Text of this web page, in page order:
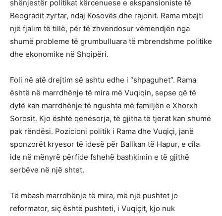
shënjestër politikat kërcenuese e ekspansioniste të
Beogradit zyrtar, ndaj Kosovës dhe rajonit. Rama mbajti
një fjalim të tillë, për të zhvendosur vëmendjën nga
shumë probleme të grumbulluara të mbrendshme politike
dhe ekonomike në Shqipëri.
Foli në atë drejtim së ashtu edhe i “shpaguhet”. Rama
është në marrdhënje të mira më Vuqiqin, sepse që të
dytë kan marrdhënje të ngushta më familjën e Xhorxh
Sorosit. Kjo është qenësorja, të gjitha të tjerat kan shumë
pak rëndësi. Pozicioni politik i Rama dhe Vuqiçi, janë
sponzorët kryesor të idesë për Ballkan të Hapur, e cila
ide në mënyrë përfide fshehë bashkimin e të gjithë
serbëve në një shtet.
Të mbash marrdhënje të mira, më një pushtet jo
reformator, siç është pushteti, i Vuqiçit, kjo nuk